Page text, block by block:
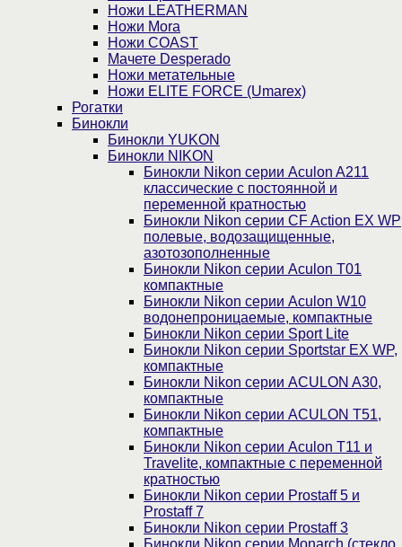
Ножи LEATHERMAN
Ножи Mora
Ножи COAST
Мачете Desperado
Ножи метательные
Ножи ELITE FORCE (Umarex)
Рогатки
Бинокли
Бинокли YUKON
Бинокли NIKON
Бинокли Nikon серии Aculon A211
классические с постоянной и
переменной кратностью
Бинокли Nikon серии СF Action EX WP
полевые, водозащищенные,
азотозополненные
Бинокли Nikon серии Aculon T01
компактные
Бинокли Nikon серии Aculon W10
водонепроницаемые, компактные
Бинокли Nikon серии Sport Lite
Бинокли Nikon серии Sportstar EX WP,
компактные
Бинокли Nikon серии ACULON A30,
компактные
Бинокли Nikon серии ACULON Т51,
компактные
Бинокли Nikon серии Aculon T11 и
Travelite, компактные с переменной
кратностью
Бинокли Nikon серии Prostaff 5 и
Prostaff 7
Бинокли Nikon серии Prostaff 3